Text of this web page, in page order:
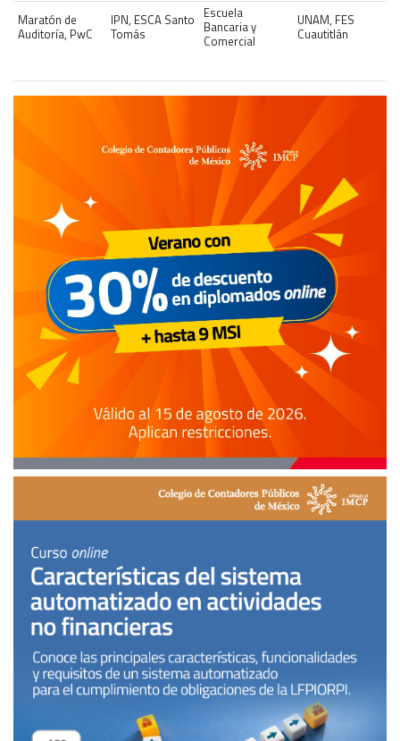
Maratón de
Auditoría, PwC
IPN, ESCA Santo
Tomás
Escuela
Bancaria y
Comercial
UNAM, FES
Cuautitlán